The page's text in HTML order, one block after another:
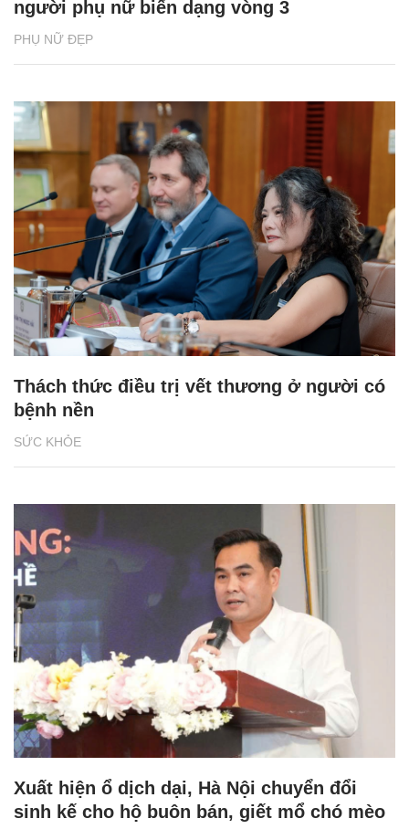
PHỤ NỮ ĐẸP
người phụ nữ biến dạng vòng 3
SỨC KHỎE
Thách thức điều trị vết thương ở người có
bệnh nền
Xuất hiện ổ dịch dại, Hà Nội chuyển đổi
sinh kế cho hộ buôn bán, giết mổ chó mèo